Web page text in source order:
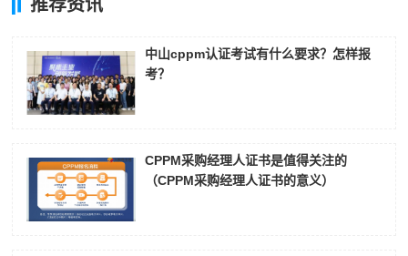
推荐资讯
中山cppm认证考试有什么要求？怎样报
考？
CPPM采购经理人证书是值得关注的
（CPPM采购经理人证书的意义）